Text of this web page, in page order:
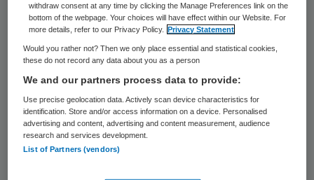
De tuchtrechter in Eindhoven heeft
woensdag twee klachten over een
withdraw consent at any time by clicking the Manage Preferences link on the
bottom of the webpage. Your choices will have effect within our Website. For
more details, refer to our Privacy Policy.
Privacy Statement
Would you rather not? Then we only place essential and statistical cookies,
these do not record any data about you as a person
We and our partners process data to provide:
Use precise geolocation data. Actively scan device characteristics for
identification. Store and/or access information on a device. Personalised
advertising and content, advertising and content measurement, audience
research and services development.
List of Partners (vendors)